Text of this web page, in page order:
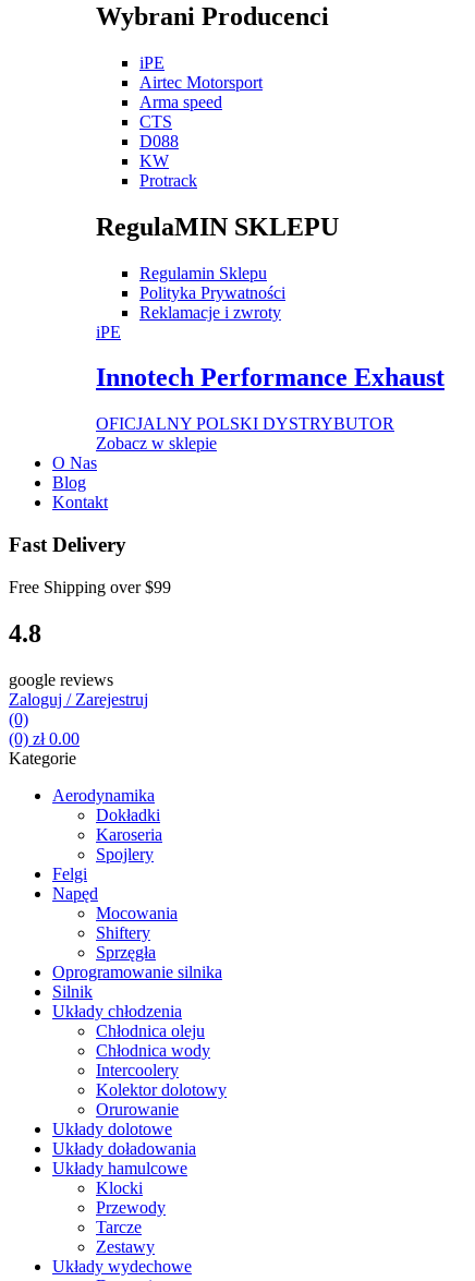
Wybrani Producenci
iPE
Airtec Motorsport
Arma speed
CTS
D088
KW
Protrack
RegulaMIN SKLEPU
Regulamin Sklepu
Polityka Prywatności
Reklamacje i zwroty
iPE
Innotech Performance Exhaust
OFICJALNY POLSKI DYSTRYBUTOR
Zobacz w sklepie
O Nas
Blog
Kontakt
Fast Delivery
Free Shipping over$99
4.8
google reviews
Zaloguj / Zarejestruj
(0)
(0) zł0.00
Kategorie
Aerodynamika
Dokładki
Karoseria
Spojlery
Felgi
Napęd
Mocowania
Shiftery
Sprzęgła
Oprogramowanie silnika
Silnik
Układy chłodzenia
Chłodnica oleju
Chłodnica wody
Intercoolery
Kolektor dolotowy
Orurowanie
Układy dolotowe
Układy doładowania
Układy hamulcowe
Klocki
Przewody
Tarcze
Zestawy
Układy wydechowe